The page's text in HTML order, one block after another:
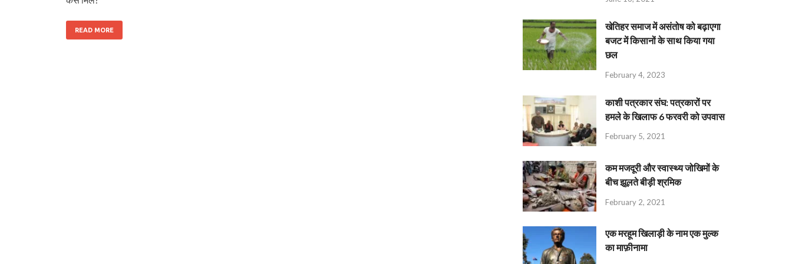
READ MORE
खेतिहर समाज में असंतोष को बढ़ाएगा
बजट में किसानों के साथ किया गया
छल
February 4, 2023
काशी पत्रकार संघ: पत्रकारों पर
हमले के खिलाफ 6 फरवरी को उपवास
February 5, 2021
कम मजदूरी और स्वास्थ्य जोखिमों के
बीच झूलते बीड़ी श्रमिक
February 2, 2021
एक मरहूम खिलाड़ी के नाम एक मुल्क
का माफ़ीनामा